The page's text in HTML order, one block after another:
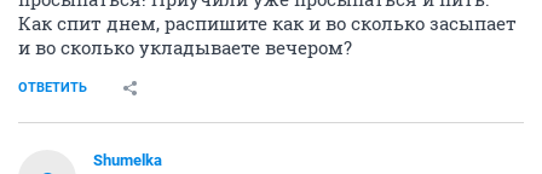
Как спит днем, распишите как и во сколько засыпает
и во сколько укладываете вечером?
ОТВЕТИТЬ
Shumelka